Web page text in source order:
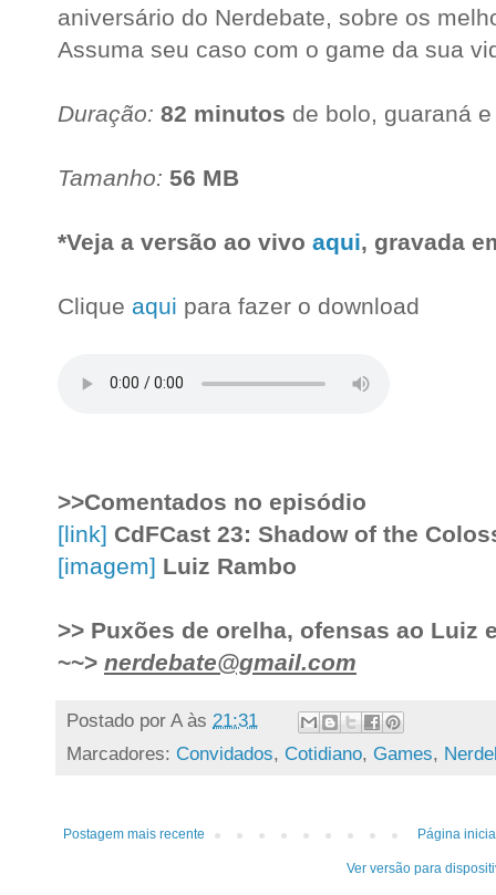
aniversário do Nerdebate, sobre os
Assuma seu caso com o game da sua
Duração: 82 minutos de bolo, guaraná
Tamanho: 56 MB
*Veja a versão ao vivo aqui, gravada
Clique aqui para fazer o download
>>Comentados no episódio
[link] CdFCast 23: Shadow of the
[imagem] Luiz Rambo
>> Puxões de orelha, ofensas ao Luiz
~~> nerdebate@gmail.com
Postado por A às 21:31
Marcadores: Convidados, Cotidiano, Games,
Postagem mais recente Página
Ver versão para